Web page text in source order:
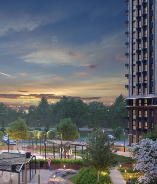
ГК «ЮгСтройИнвест»